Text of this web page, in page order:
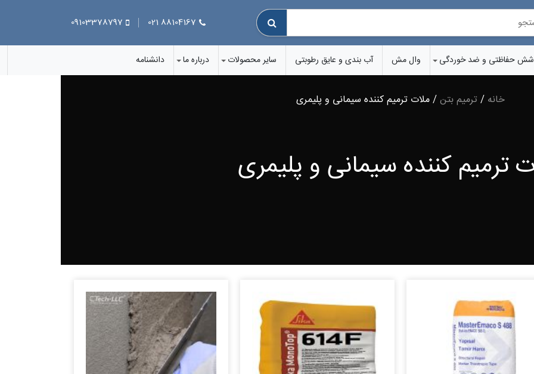
88104167 021
09103378797
حفاظتی و ضد خوردگی وال مش آب بندی و عایق رطوبتی سایر محصولات درباره ما دانشنامه
خانه /ترمیم بتن/ ملات ترمیم کننده سیمانی و پلیمری
ترمیم کننده سیمانی و پلیمری